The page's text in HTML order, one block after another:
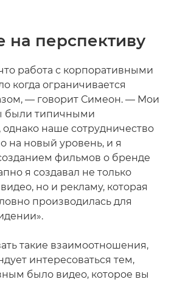
на перспективу
работа с корпоративными
когда ограничивается
— говорит Симеон. — Мои
были типичными
наше сотрудничество
на новый уровень, и я
фильмов о бренде
я создавал не только
но и рекламу, которая
производилась для
такие взаимоотношения,
интересоваться тем,
было видео, которое вы